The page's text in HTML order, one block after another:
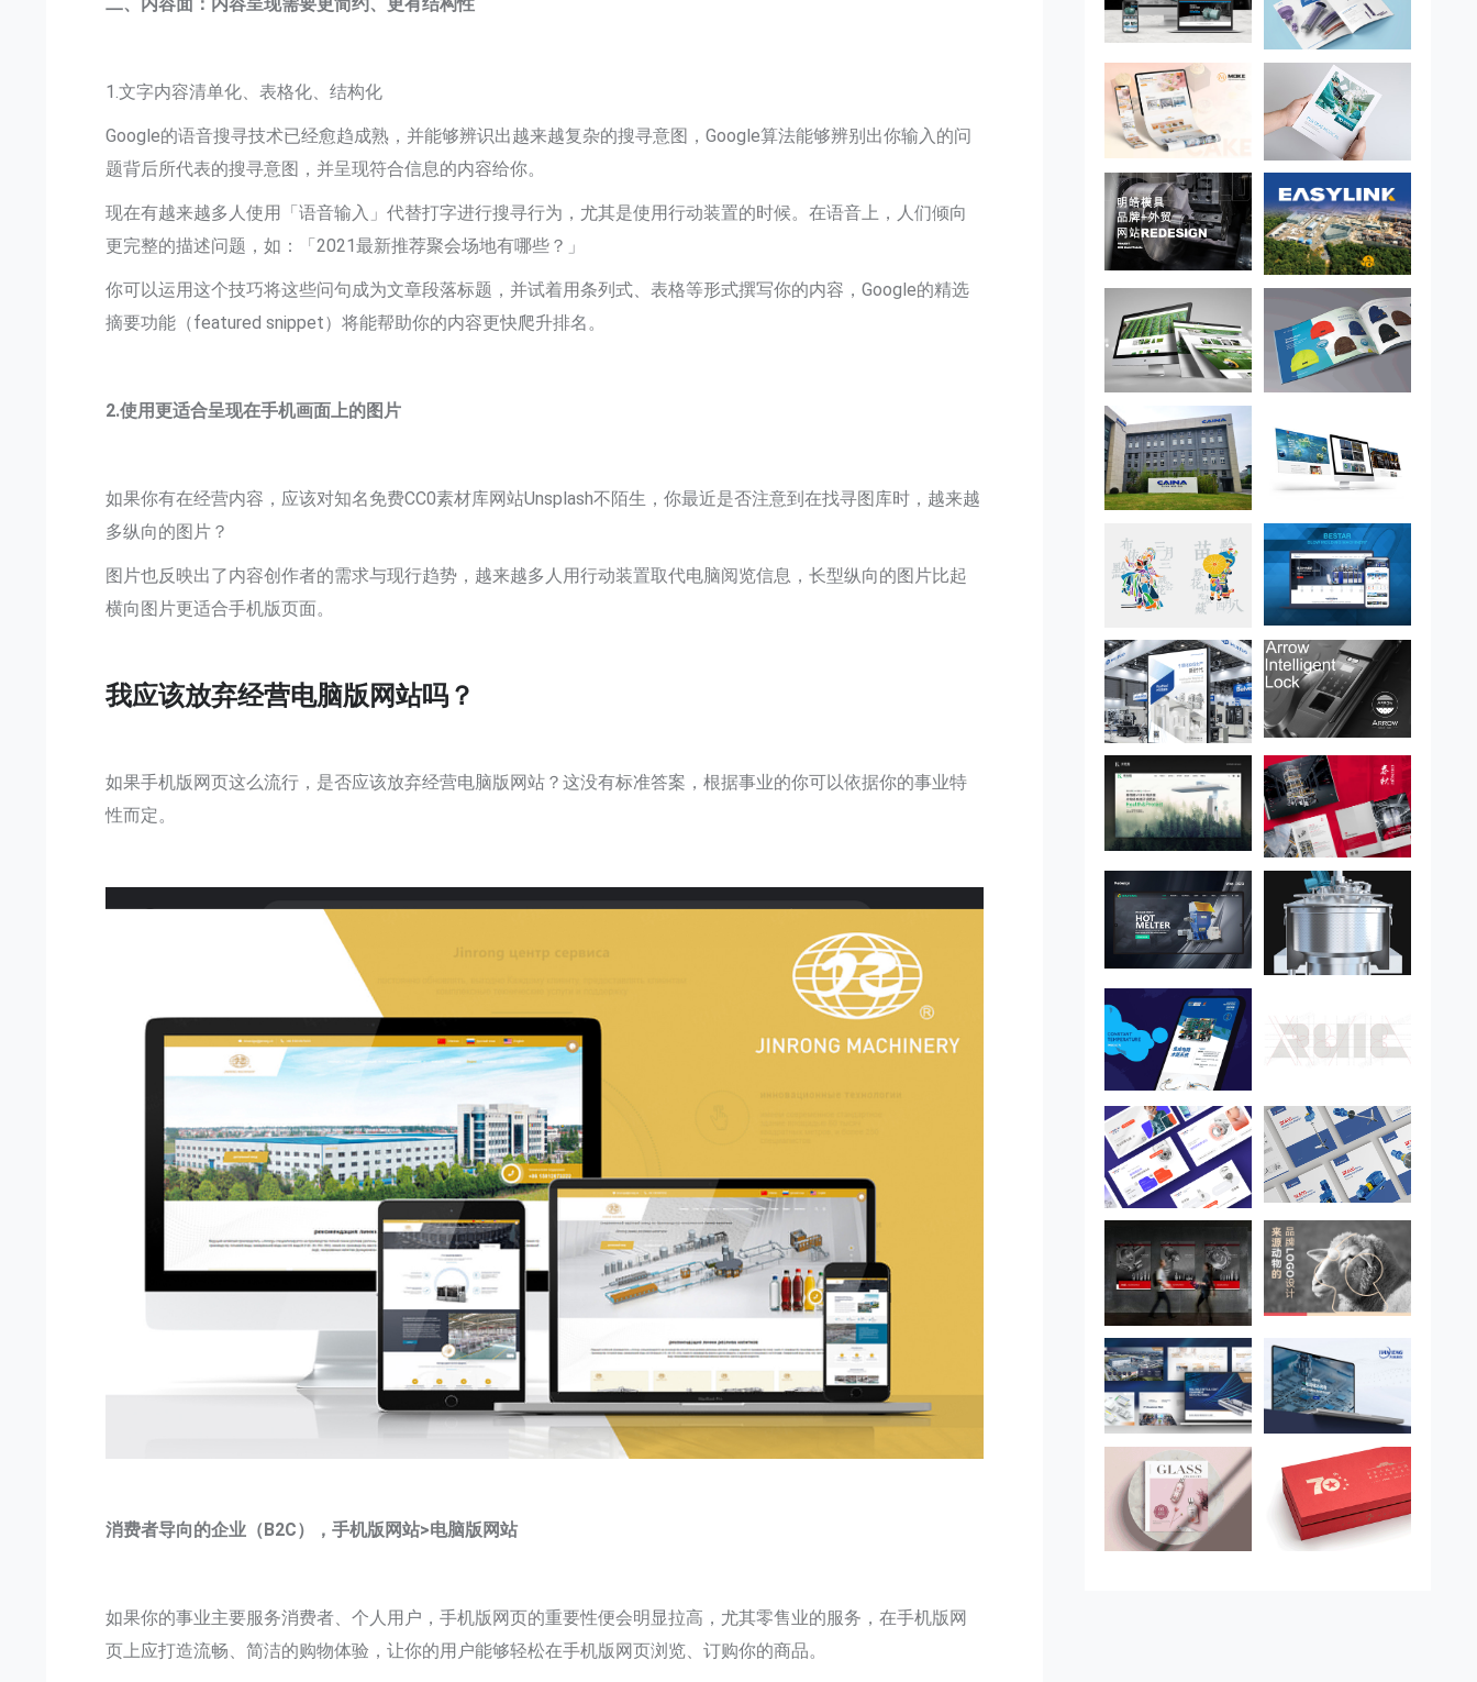
1.文字内容清单化、表格化、结构化
Google的语音搜寻技术已经愈趋成熟，并能够辨识出越来越复杂的搜寻意图，Google算法能够辨别出你输入的问
题背后所代表的搜寻意图，并呈现符合信息的内容给你。
现在有越来越多人使用「语音输入」代替打字进行搜寻行为，尤其是使用行动装置的时候。在语音上，人们倾向
更完整的描述问题，如：「2021最新推荐聚会场地有哪些？」
你可以运用这个技巧将这些问句成为文章段落标题，并试着用条列式、表格等形式撰写你的内容，Google的精选
摘要功能（featured snippet）将能帮助你的内容更快爬升排名。
2.使用更适合呈现在手机画面上的图片
如果你有在经营内容，应该对知名免费CC0素材库网站Unsplash不陌生，你最近是否注意到在找寻图库时，越来越
多纵向的图片？
图片也反映出了内容创作者的需求与现行趋势，越来越多人用行动装置取代电脑阅览信息，长型纵向的图片比起
横向图片更适合手机版页面。
我应该放弃经营电脑版网站吗？
如果手机版网页这么流行，是否应该放弃经营电脑版网站？这没有标准答案，根据事业的你可以依据你的事业特
性而定。
消费者导向的企业（B2C），手机版网站>电脑版网站
如果你的事业主要服务消费者、个人用户，手机版网页的重要性便会明显拉高，尤其零售业的服务，在手机版网
页上应打造流畅、简洁的购物体验，让你的用户能够轻松在手机版网页浏览、订购你的商品。